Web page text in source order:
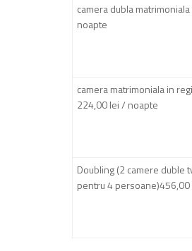
camera dubla
noapte
camera matrimoniala in
224,00 lei / noapte
Doubling (2 camere duble
pentru 4